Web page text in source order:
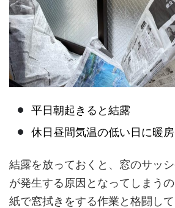
平日朝起きると結露
休日昼間気温の低い日に暖
結露を放っておくと、窓のサッ
が発生する原因となってしまう
紙で窓拭きをする作業と格闘し